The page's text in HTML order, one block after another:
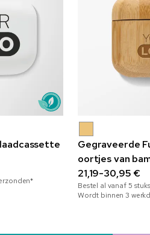
Gegraveerde
oortjes van
plastic
21,19-30,95 €
Bestel al vanaf5 stuks
Wordt binnen 3